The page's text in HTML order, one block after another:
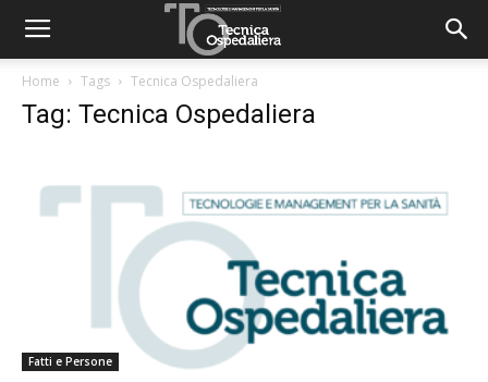
Home Tags Tecnica Ospedaliera
Tag: Tecnica Ospedaliera
Fatti e Persone